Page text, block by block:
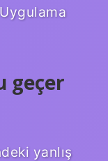
geçer
yanlış